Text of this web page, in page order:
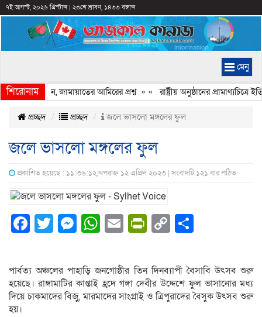
৭ই আগস্ট, ২০২৬ খ্রিস্টাব্দ| ২৩শে শ্রাবণ, ১৪৩৩ বঙ্গাব্দ
মেনু
শিরোনাম
হচ্ছে কেন, জামায়াতের আমিরের প্রশ্ন» « রাষ্ট্রীয় অনুষ্ঠানের প্রামাণ্যচিত্রে
প্রচ্ছদ প্রচ্ছদ জলে ভাসলো মঙ্গলের ফুল
জলে ভাসলো মঙ্গলের ফুল
প্রকাশিত হয়েছে : ১১:৩৬:১২,অপরাহ্ন ১২ এপ্রিল ২০২৩ | সংবাদটি ১২১ বার পঠিত
Facebook
Twitter
Messenger
WhatsApp
EmailPrintFriendly
Copy
পার্বত্য অঞ্চলের পাহাড়ি জনগোষ্ঠীর তিন দিনব্যাপী বৈসাবি উৎসব শুরু
হয়েছে। রাঙ্গামাটির কাপ্তাই হ্রদে গঙ্গা দেবীর উদ্দেশে ফুল ভাসানোর মধ্য
দিয়ে চাকমাদের বিজু, মারমাদের সাংগ্রাই ও ত্রিপুরাদের বৈসুক উৎসব শুরু
হয়।